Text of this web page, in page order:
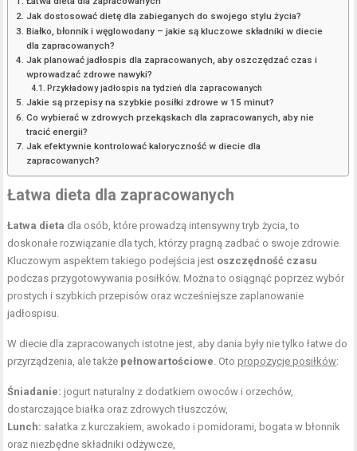
Jak dostosować dietę dla zabieganych do swojego stylu życia?
Białko, błonnik i węglowodany – jakie są kluczowe składniki w diecie
dla zapracowanych?
Jak planować jadłospis dla zapracowanych, aby oszczędzać czas i
wprowadzać zdrowe nawyki?
Przykładowy jadłospis na tydzień dla zapracowanych
Jakie są przepisy na szybkie posiłki zdrowe w 15 minut?
Co wybierać w zdrowych przekąskach dla zapracowanych, aby nie
tracić energii?
Jak efektywnie kontrolować kaloryczność w diecie dla
zapracowanych?
Łatwa dieta dla zapracowanych
Łatwa dieta dla osób, które prowadzą intensywny tryb życia, to
doskonałe rozwiązanie dla tych, którzy pragną zadbać o swoje zdrowie.
Kluczowym aspektem takiego podejścia jest oszczędność czasu
podczas przygotowywania posiłków. Można to osiągnąć poprzez wybór
prostych i szybkich przepisów oraz wcześniejsze zaplanowanie
jadłospisu.
W diecie dla zapracowanych istotne jest, aby dania były nie tylko łatwe do
przyrządzenia, ale także pełnowartościowe . Oto propozycje posiłków:
Śniadanie: jogurt naturalny z dodatkiem owoców i orzechów,
dostarczające białka oraz zdrowych tłuszczów,
Lunch: sałatka z kurczakiem, awokado i pomidorami, bogata w błonnik
oraz niezbędne składniki odżywcze,